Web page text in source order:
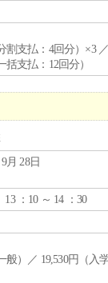
割支払：4回分）×3
括支払：12回分）
月 28日
13 ：10 ～ 14 ：30
般）／ 19,530円（入